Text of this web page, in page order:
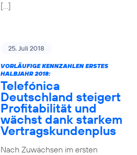
[…]
25. Juli 2018
VORLÄUFIGE KENNZAHLEN ERSTES
HALBJAHR 2018:
Telefónica
Deutschland steigert
Profitabilität und
wächst dank starkem
Vertragskundenplus
Nach Zuwächsen im ersten